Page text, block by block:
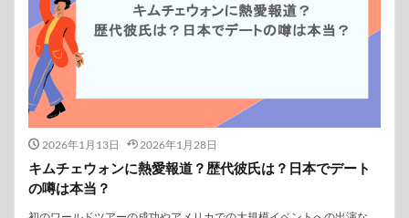
2026年1月13日 2026年1月28日
キムチェウォンに熱愛報道？歴代彼氏は？日本でデート
の噂は本当？